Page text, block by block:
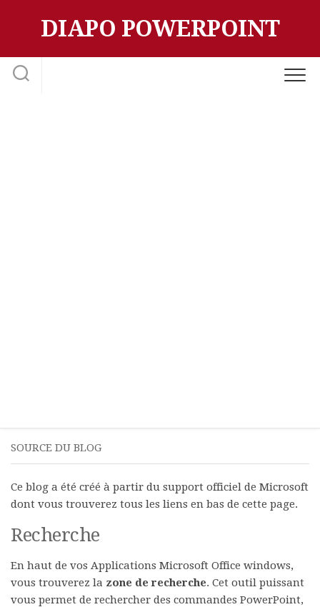
DIAPO POWERPOINT
SOURCE DU BLOG
Ce blog a été créé à partir du support officiel de Microsoft
dont vous trouverez tous les liens en bas de cette page.
Recherche
En haut de vos Applications Microsoft Office windows,
vous trouverez la zone de recherche. Cet outil puissant
vous permet de rechercher des commandes PowerPoint,